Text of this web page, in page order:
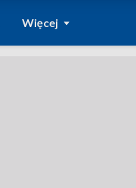
Więcej